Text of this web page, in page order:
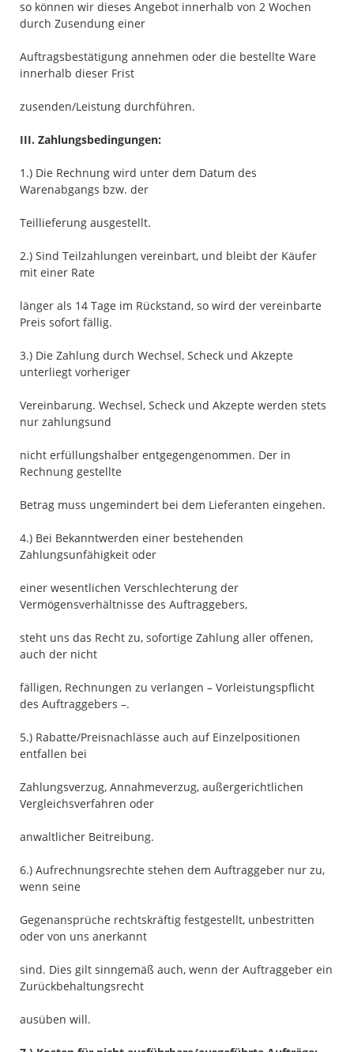
so können wir dieses Angebot innerhalb von 2 Wochen
durch Zusendung einer
Auftragsbestätigung annehmen oder die bestellte Ware
innerhalb dieser Frist
zusenden/Leistung durchführen.
III. Zahlungsbedingungen:
1.) Die Rechnung wird unter dem Datum des
Warenabgangs bzw. der
Teillieferung ausgestellt.
2.) Sind Teilzahlungen vereinbart, und bleibt der Käufer
mit einer Rate
länger als 14 Tage im Rückstand, so wird der vereinbarte
Preis sofort fällig.
3.) Die Zahlung durch Wechsel, Scheck und Akzepte
unterliegt vorheriger
Vereinbarung. Wechsel, Scheck und Akzepte werden stets
nur zahlungsund
nicht erfüllungshalber entgegengenommen. Der in
Rechnung gestellte
Betrag muss ungemindert bei dem Lieferanten eingehen.
4.) Bei Bekanntwerden einer bestehenden
Zahlungsunfähigkeit oder
einer wesentlichen Verschlechterung der
Vermögensverhältnisse des Auftraggebers,
steht uns das Recht zu, sofortige Zahlung aller offenen,
auch der nicht
fälligen, Rechnungen zu verlangen – Vorleistungspflicht
des Auftraggebers –.
5.) Rabatte/Preisnachlässe auch auf Einzelpositionen
entfallen bei
Zahlungsverzug, Annahmeverzug, außergerichtlichen
Vergleichsverfahren oder
anwaltlicher Beitreibung.
6.) Aufrechnungsrechte stehen dem Auftraggeber nur zu,
wenn seine
Gegenansprüche rechtskräftig festgestellt, unbestritten
oder von uns anerkannt
sind. Dies gilt sinngemäß auch, wenn der Auftraggeber ein
Zurückbehaltungsrecht
ausüben will.